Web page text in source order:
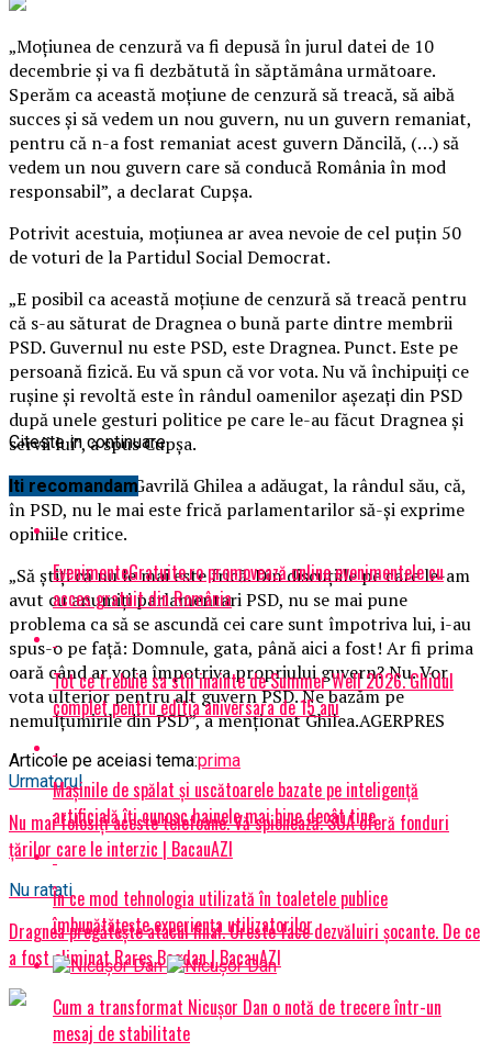
„Moţiunea de cenzură va fi depusă în jurul datei de 10
decembrie şi va fi dezbătută în săptămâna următoare.
Sperăm ca această moţiune de cenzură să treacă, să aibă
succes şi să vedem un nou guvern, nu un guvern remaniat,
pentru că n-a fost remaniat acest guvern Dăncilă, (…) să
vedem un nou guvern care să conducă România în mod
responsabil”, a declarat Cupşa.
Potrivit acestuia, moţiunea ar avea nevoie de cel puţin 50
de voturi de la Partidul Social Democrat.
„E posibil ca această moţiune de cenzură să treacă pentru
că s-au săturat de Dragnea o bună parte dintre membrii
PSD. Guvernul nu este PSD, este Dragnea. Punct. Este pe
persoană fizică. Eu vă spun că vor vota. Nu vă închipuiţi ce
ruşine şi revoltă este în rândul oamenilor aşezaţi din PSD
după unele gesturi politice pe care le-au făcut Dragnea şi
servii lui”, a spus Cupşa.
Deputatul PNL Gavrilă Ghilea a adăugat, la rândul său, că,
în PSD, nu le mai este frică parlamentarilor să-şi exprime
opiniile critice.
„Să ştiţi că nu le mai este frică. Din discuţiile pe care le-am
avut cu anumiţi parlamentari PSD, nu se mai pune
problema ca să se ascundă cei care sunt împotriva lui, i-au
spus-o pe faţă: Domnule, gata, până aici a fost! Ar fi prima
oară când ar vota împotriva propriului guvern? Nu. Vor
vota ulterior pentru alt guvern PSD. Ne bazăm pe
nemulţumirile din PSD”, a menţionat Ghilea.AGERPRES
Articole pe aceiasi tema:prima
Urmatorul
Nu mai folosiți aceste telefoane. Vă spionează. SUA oferă fonduri
țărilor care le interzic | BacauAZI
Nu ratati
Dragnea pregătește atacul final. Oreste face dezvăluiri șocante. De ce
a fost eliminat Rareș Bogdan | BacauAZI
Citeste in continuare
Iti recomandam
EvenimenteGratuite.ro promovează online evenimentele cu
acces gratuit din România
Tot ce trebuie sa stii inainte de Summer Well 2026. Ghidul
complet pentru editia aniversara de 15 ani
Mașinile de spălat și uscătoarele bazate pe inteligență
artificială îți cunosc hainele mai bine decât tine
În ce mod tehnologia utilizată în toaletele publice
îmbunătățește experiența utilizatorilor
Cum a transformat Nicușor Dan o notă de trecere într-un
mesaj de stabilitate